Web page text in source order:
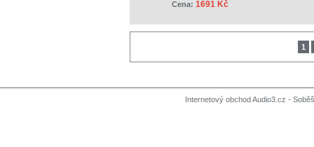
Cena: 1691 Kč
1
Internetový obchod Audio3.cz -